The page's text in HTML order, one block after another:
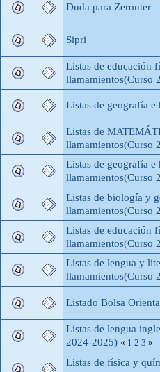
Duda para Zeronter
Sipri
Listas de educación
llamamientos(Curso
Listas de geografía
Listas de
llamamientos(Curso
Listas de geografía
llamamientos(Curso
Listas de biología y
llamamientos(Curso
Listas de educación
llamamientos(Curso
Listas de lengua y
llamamientos(Curso
Listado Bolsa
Listas de lengua
2024-2025) « 1 2 3 »
Listas de física y